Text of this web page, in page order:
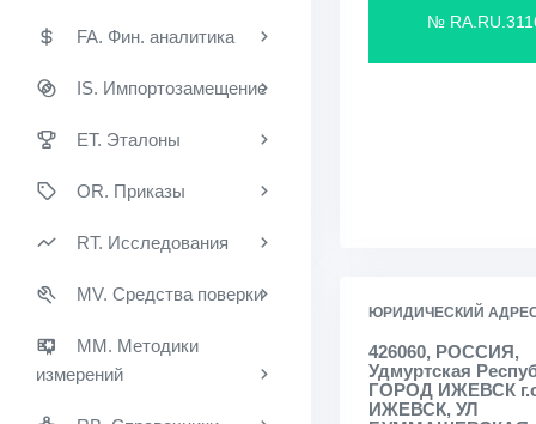
FA. Фин. аналитика
IS. Импортозамещение
ET. Эталоны
OR. Приказы
RT. Исследования
MV. Средства поверки
MM. Методики
измерений
№
ЮРИДИЧЕСКИЙ
426060, РОССИЯ,
Удмуртская
ГОРОД ИЖЕВСК
ИЖЕВСК, УЛ